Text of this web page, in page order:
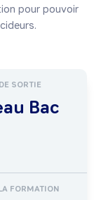
pour pouvoir
SORTIE
Bac
FORMATION